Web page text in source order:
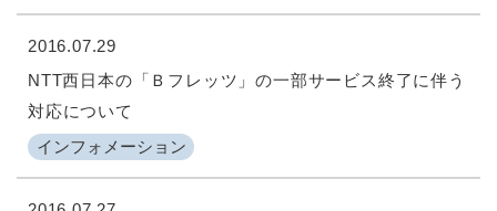
2016.07.29
インフォメーション
NTT西日本の「Ｂフレッツ」の一部サービス終了に伴う
対応について